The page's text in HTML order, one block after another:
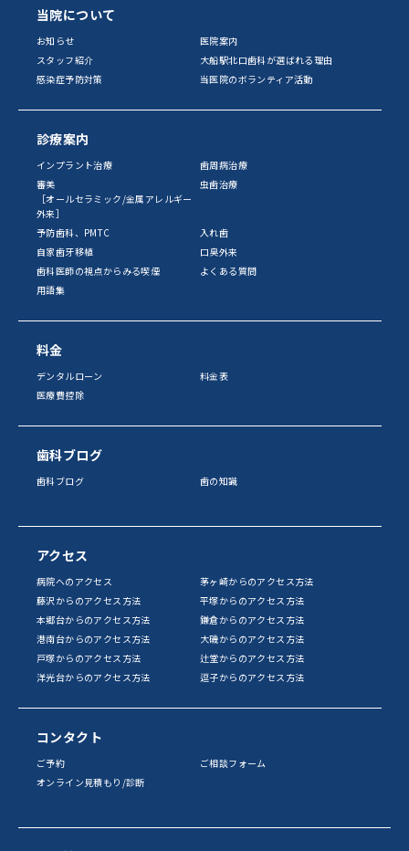
当院について
お知らせ
医院案内
スタッフ紹介
大船駅北口歯科が選ばれる理由
感染症予防対策
当医院のボランティア活動
診療案内
インプラント治療
歯周病治療
審美
［オールセラミック/金属アレルギー
外来］
虫歯治療
予防歯科、PMTC
入れ歯
自家歯牙移植
口臭外来
歯科医師の視点からみる喫煙
よくある質問
用語集
料金
デンタルローン
料金表
医療費控除
歯科ブログ
歯科ブログ 歯の知識
アクセス
病院へのアクセス
茅ヶ崎からのアクセス方法
藤沢からのアクセス方法
平塚からのアクセス方法
本郷台からのアクセス方法
鎌倉からのアクセス方法
港南台からのアクセス方法
大磯からのアクセス方法
戸塚からのアクセス方法
辻堂からのアクセス方法
洋光台からのアクセス方法
逗子からのアクセス方法
コンタクト
ご予約
ご相談フォーム
オンライン見積もり/診断